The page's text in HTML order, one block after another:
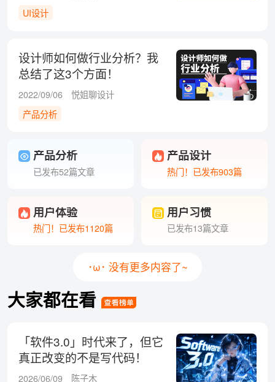
UI设计
设计师如何做行业分析？我
总结了这3个方面！
2022/09/06
悦姐聊设计
产品分析
产品分析
已发布52篇文章
产品设计
热门！已发布903篇
用户体验
热门！已发布1120篇
用户习惯
已发布13篇文章
･ω･ 没有更多内容了~
大家都在看
「软件3.0」时代来了，但它
真正改变的不是写代码！
2026/06/09
陈子木